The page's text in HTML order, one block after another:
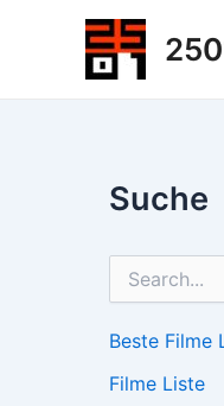
Suche
h
n
Beste Filme
Filme Liste